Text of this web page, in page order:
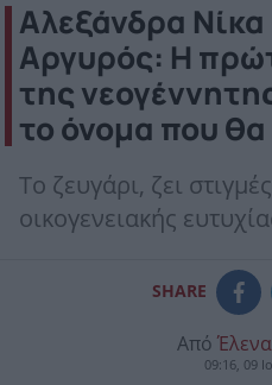
Αλεξάνδρα
Αργυρός: Η
της
το όνομα που θα
To ζευγάρι, ζει
οικογενειακής
SHARE
Από
09:16, 09